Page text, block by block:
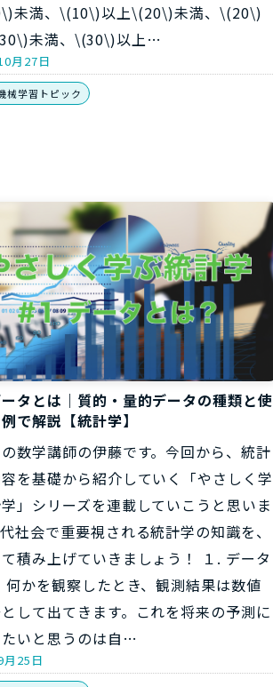
未満、\(10\)以上\(20\)未満、\(20\)
未満、\(30\)以上…
月27日
械学習トピック
タとは｜質的・量的データの種類と使
で解説【統計学】
数学講師の伊藤です。今回から、統計
を基礎から紹介していく「やさしく学
」シリーズを連載していこうと思いま
社会で重要視される統計学の知識を、
積み上げていきましょう！ １. データ
何かを観察したとき、観測結果は数値
して出てきます。これを将来の予測に
いと思うのは自…
月25日